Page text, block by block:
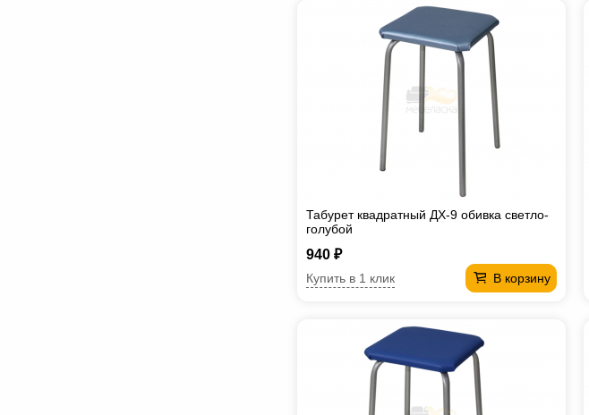
Табурет квадратный ДХ-9 обивка светло-
голубой
940 ₽
В корзину
Купить в 1 клик